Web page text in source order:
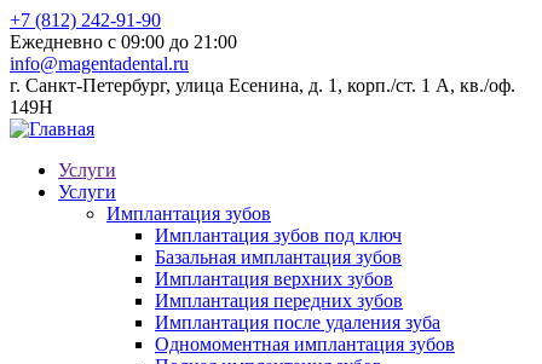
+7 (812) 242-91-90
Ежедневно с 09:00 до 21:00
info@magentadental.ru
г. Санкт-Петербург, улица Есенина, д. 1, корп./ст. 1 А, кв./оф.
149Н
Услуги
Услуги
Имплантация зубов
Имплантация зубов под ключ
Базальная имплантация зубов
Имплантация верхних зубов
Имплантация передних зубов
Имплантация после удаления зуба
Одномоментная имплантация зубов